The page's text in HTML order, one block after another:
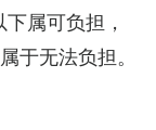
属可负担，
于无法负担。